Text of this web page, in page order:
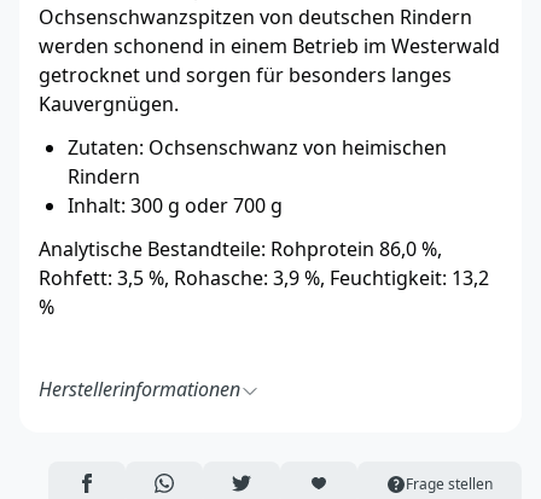
Ochsenschwanzspitzen von deutschen Rindern
werden schonend in einem Betrieb im Westerwald
getrocknet und sorgen für besonders langes
Kauvergnügen.
Zutaten: Ochsenschwanz von heimischen
Rindern
Inhalt: 300 g oder 700 g
Analytische Bestandteile: Rohprotein 86,0 %,
Rohfett: 3,5 %, Rohasche: 3,9 %, Feuchtigkeit: 13,2
%
Herstellerinformationen
53547 Breitscheid
AUF FACEBOOK TEILEN
ÜBER WHATSAPP TEILEN
AUF TWITTER TEILENARTIKEL AUF DIE MERKLISTE
Frage stellen